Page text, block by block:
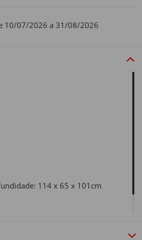
10/07/2026 a 31/08/2026
114 x 65 x 101cm